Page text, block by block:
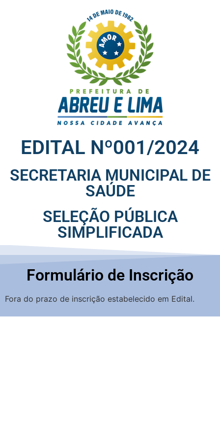
EDITAL Nº001/2024
SECRETARIA MUNICIPAL DE
SAÚDE
SELEÇÃO PÚBLICA
SIMPLIFICADA
Formulário de Inscrição
Fora do prazo de inscrição estabelecido em Edital.